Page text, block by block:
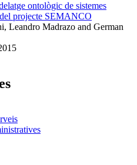
ontològic de sistemes
projecte SEMANCO
Leandro Madrazo and German